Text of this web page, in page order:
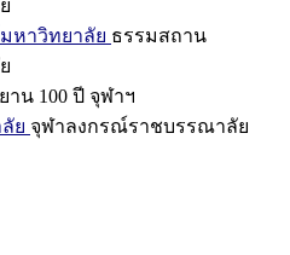
หาวิทยาลัย ธรรมสถาน
าน 100 ปี จุฬาฯ
ย จุฬาลงกรณ์ราชบรรณาลัย